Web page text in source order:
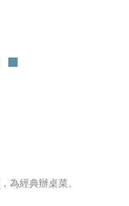
為經典辦桌菜。